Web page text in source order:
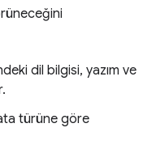
dil bilgisi, yazım ve
türüne göre